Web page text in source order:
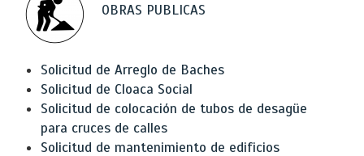
OBRAS PUBLICAS
Solicitud de Arreglo de Baches
Solicitud de Cloaca Social
Solicitud de colocación de tubos de desagüe
para cruces de calles
Solicitud de mantenimiento de edificios